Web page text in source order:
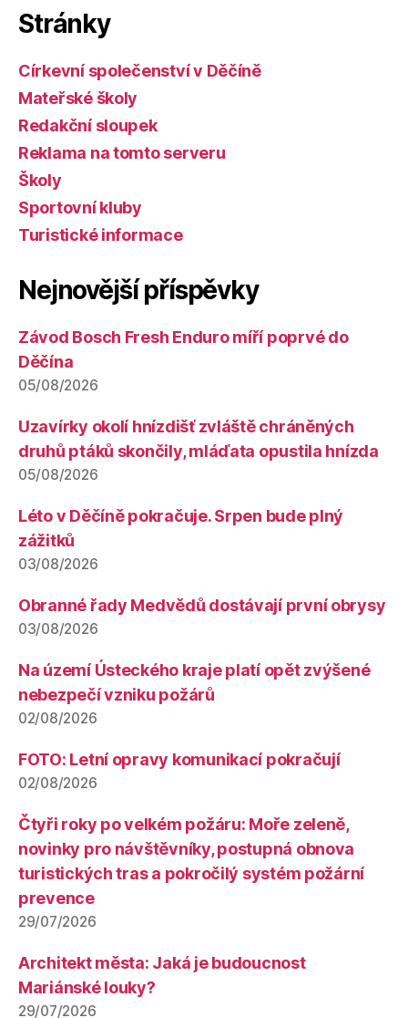
Stránky
Církevní společenství v Děčíně
Mateřské školy
Redakční sloupek
Reklama na tomto serveru
Školy
Sportovní kluby
Turistické informace
Nejnovější příspěvky
Závod Bosch Fresh Enduro míří poprvé do
Děčína
05/08/2026
Uzavírky okolí hnízdišť zvláště chráněných
druhů ptáků skončily, mláďata opustila hnízda
05/08/2026
Léto v Děčíně pokračuje. Srpen bude plný
zážitků
03/08/2026
Obranné řady Medvědů dostávají první obrysy
03/08/2026
Na území Ústeckého kraje platí opět zvýšené
nebezpečí vzniku požárů
02/08/2026
FOTO: Letní opravy komunikací pokračují
02/08/2026
Čtyři roky po velkém požáru: Moře zeleně,
novinky pro návštěvníky, postupná obnova
turistických tras a pokročilý systém požární
prevence
29/07/2026
Architekt města: Jaká je budoucnost
Mariánské louky?
29/07/2026